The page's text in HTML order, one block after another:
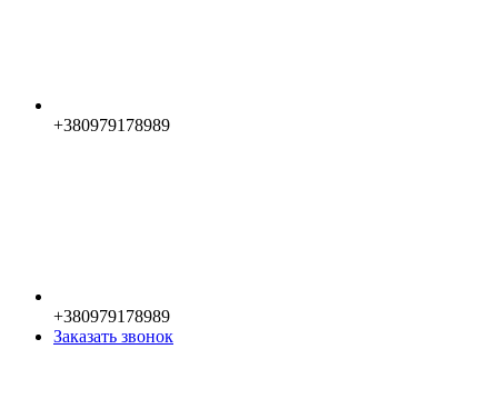
+380979178989
+380979178989
Заказать звонок